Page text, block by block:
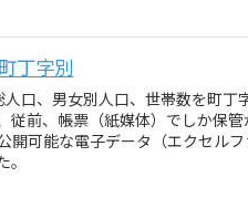
丁字別
口、男女別人口、世帯数を町丁
前、帳票（紙媒体）でしか保
可能な電子データ（エクセル